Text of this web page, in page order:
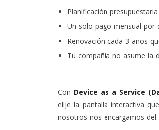
Planificación
Un solo pago mensual por
Renovación cada 3 años
Tu compañía no asume la
Con Device as a Service
elije la pantalla interactiva
nosotros nos encargamos del